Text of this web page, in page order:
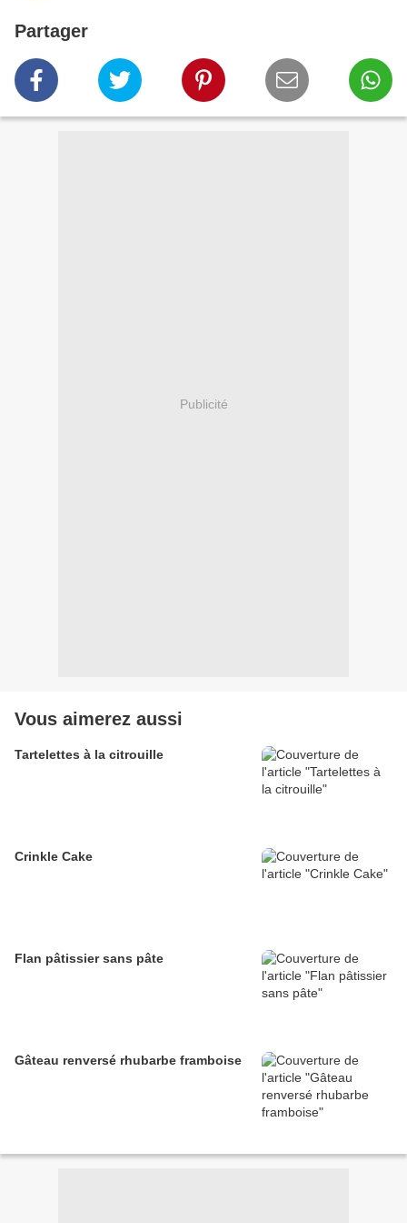
Partager
Publicité
Vous aimerez aussi
Tartelettes à la citrouille
Crinkle Cake
Flan pâtissier sans pâte
Gâteau renversé rhubarbe framboise